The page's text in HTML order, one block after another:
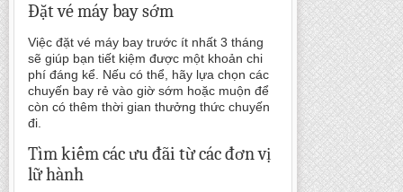
Đặt vé máy bay sớm
Việc đặt vé máy bay trước ít nhất 3 tháng
sẽ giúp bạn tiết kiệm được một khoản chi
phí đáng kể. Nếu có thể, hãy lựa chọn các
chuyến bay rẻ vào giờ sớm hoặc muộn để
còn có thêm thời gian thưởng thức chuyến
đi.
Tìm kiếm các ưu đãi từ các đơn vị
lữ hành